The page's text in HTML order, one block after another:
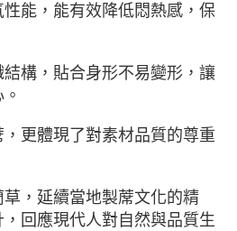
能，能有效降低悶熱感，保
構，貼合身形不易變形，讓
更體現了對素材品質的尊重
，延續當地製蓆文化的精
回應現代人對自然與品質生